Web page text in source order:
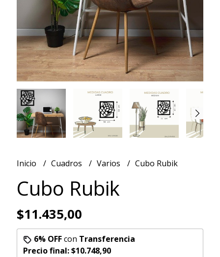
Inicio Cuadros Varios Cubo Rubik
Cubo Rubik
$11.435,00
6% OFFcon Transferencia
Precio final:$10.748,90